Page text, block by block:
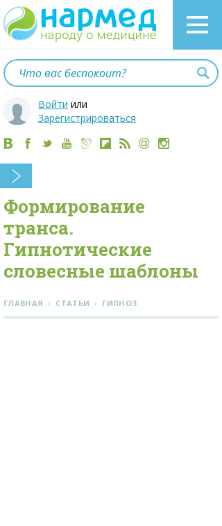
Войти или
Зарегистрироваться
Формирование
транса.
Гипнотические
словесные шаблоны
ГЛАВНАЯ › СТАТЬИ › ГИПНОЗ